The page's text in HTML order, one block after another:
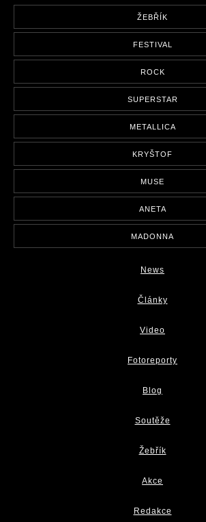
ŽEBŘÍK
FESTIVAL
ROCK
SUPERSTAR
METALLICA
KRYŠTOF
MUSE
ANETA
MADONNA
News
Články
Video
Fotoreporty
Blog
Soutěže
Žebřík
Akce
Redakce